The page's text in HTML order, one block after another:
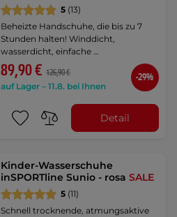
5 (13)
Beheizte Handschuhe, die bis zu 7
Stunden halten! Winddicht,
wasserdicht, einfache …
89,90 € 126,90 €
auf Lager – 11.8. bei Ihnen
-29%
Detail
Kinder-Wasserschuhe
inSPORTline Sunio - rosaSALE
5 (11)
Schnell trocknende, atmungsaktive